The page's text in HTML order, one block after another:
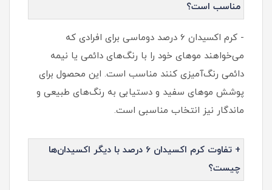
مناسب است؟
- کرم اکسیدان 6 درصد دوماسی برای افرادی که
می‌خواهند موهای خود را با رنگ‌های دائمی یا نیمه
دائمی رنگ‌آمیزی کنند مناسب است. این محصول برای
پوشش موهای سفید و دستیابی به رنگ‌های طبیعی و
ماندگار نیز انتخاب مناسبی است.
+ تفاوت کرم اکسیدان 6 درصد با دیگر اکسیدان‌ها
چیست؟